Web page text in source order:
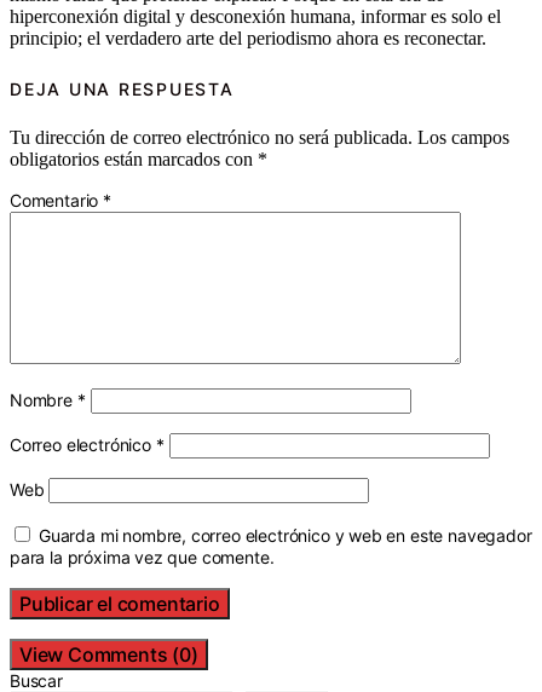
hiperconexión digital y desconexión humana, informar es solo el
principio; el verdadero arte del periodismo ahora es reconectar.
DEJA UNA RESPUESTA
Tu dirección de correo electrónico no será publicada. Los campos
obligatorios están marcados con *
Comentario *
Nombre *
Correo electrónico *
Web
Guarda mi nombre, correo electrónico y web en este navegador
para la próxima vez que comente.
View Comments (0)
Buscar